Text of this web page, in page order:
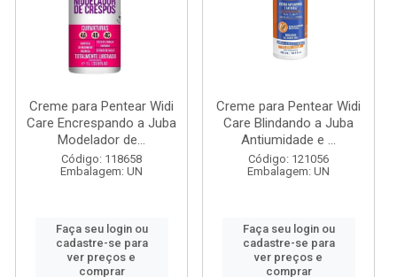
Creme para Pentear Widi
Care Encrespando a Juba
Modelador de...
Código: 118658
Embalagem: UN
Faça seu login ou
cadastre-se para
ver preços e
comprar
Creme para Pentear Widi
Care Blindando a Juba
Antiumidade e ...
Código: 121056
Embalagem: UN
Faça seu login ou
cadastre-se para
ver preços e
comprar